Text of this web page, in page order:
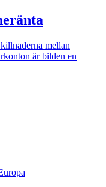
mellan
är bilden en